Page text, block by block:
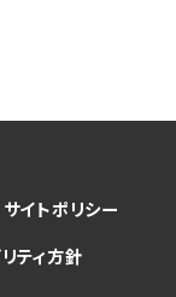
サイトポリシー
ティ方針